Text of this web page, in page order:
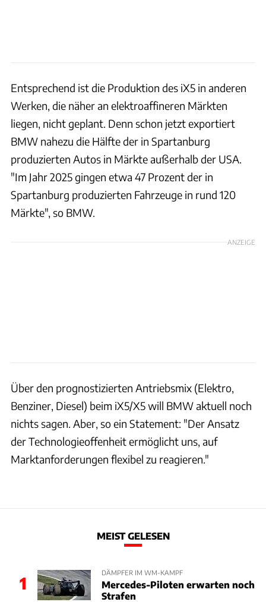
Entsprechend ist die Produktion des iX5 in anderen
Werken, die näher an elektroaffineren Märkten
liegen, nicht geplant. Denn schon jetzt exportiert
BMW nahezu die Hälfte der in Spartanburg
produzierten Autos in Märkte außerhalb der USA.
"Im Jahr 2025 gingen etwa 47 Prozent der in
Spartanburg produzierten Fahrzeuge in rund 120
Märkte", so BMW.
ANZEIGE
Über den prognostizierten Antriebsmix (Elektro,
Benziner, Diesel) beim iX5/X5 will BMW aktuell noch
nichts sagen. Aber, so ein Statement: "Der Ansatz
der Technologieoffenheit ermöglicht uns, auf
Marktanforderungen flexibel zu reagieren."
MEIST GELESEN
1
DÄMPFER IM WM-KAMPF
Mercedes-Piloten erwarten noch
Strafen